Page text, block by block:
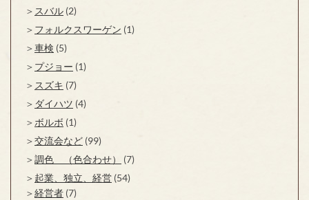
スバル (2)
フォルクスワーゲン (1)
車検 (5)
プジョー (1)
スズキ (7)
ダイハツ (4)
ボルボ (1)
交流会など (99)
調色 （色合わせ）
(7)
起業、独立、経営 (54)
経営者 (7)